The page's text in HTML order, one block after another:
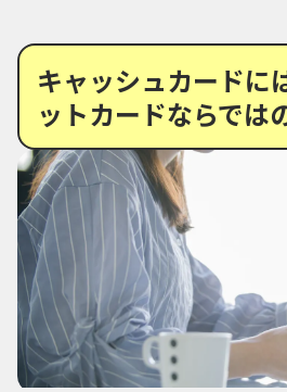
キャッシュカードに
ットカードならでは